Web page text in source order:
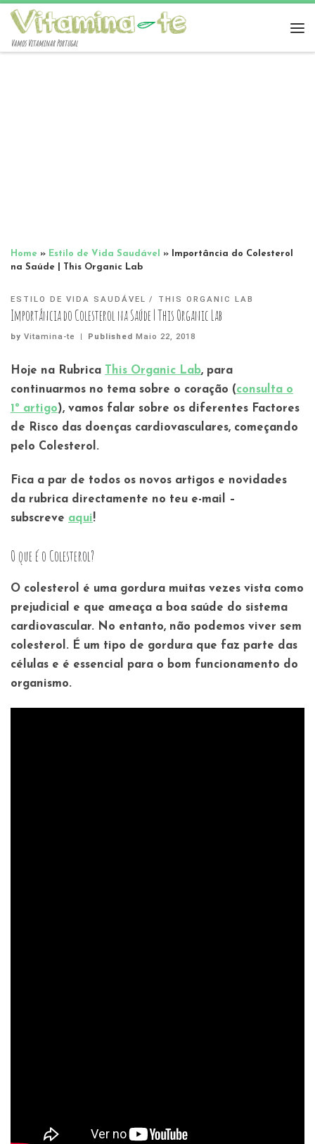
Vamos Vitaminar Portugal
Home » Estilo de Vida Saudável »
Importância do Colesterol
na Saúde | This Organic Lab
ESTILO DE VIDA SAUDÁVEL THIS ORGANIC LAB
Importância do Colesterol na Saúde | This Organic Lab
by Vitamina-te | PublishedMaio 22, 2018
Hoje na Rubrica This Organic Lab, para
continuarmos no tema sobre o coração (consulta o
1º artigo), vamos falar sobre os diferentes Factores
de Risco das doenças cardiovasculares, começando
pelo Colesterol.
Fica a par de todos os novos artigos e novidades
da rubrica directamente no teu e-mail –
subscreve aqui!
O que é o Colesterol?
O colesterol é uma gordura muitas vezes vista como
prejudicial e que ameaça a boa saúde do sistema
cardiovascular. No entanto, não podemos viver sem
colesterol. É um tipo de gordura que faz parte das
células e é essencial para o bom funcionamento do
organismo.